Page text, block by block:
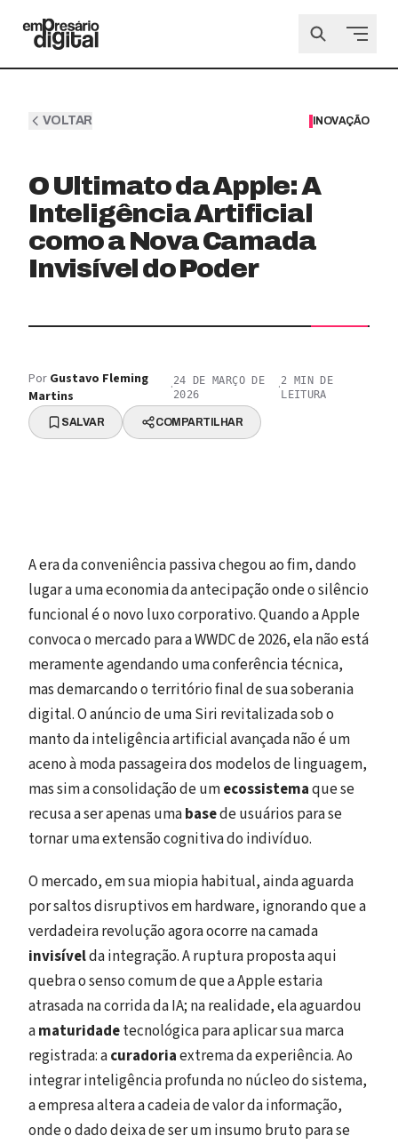
VOLTAR INOVAÇÃO
O Ultimato da Apple: A
Inteligência Artificial
como a Nova Camada
Invisível do Poder
Por Gustavo Fleming
Martins
·24 DE MARÇO DE
2026
·2 MIN DE
LEITURA
SALVAR COMPARTILHAR
A era da conveniência passiva chegou ao fim, dando
lugar a uma economia da antecipação onde o silêncio
funcional é o novo luxo corporativo. Quando a Apple
convoca o mercado para a WWDC de 2026, ela não está
meramente agendando uma conferência técnica,
mas demarcando o território final de sua soberania
digital. O anúncio de uma Siri revitalizada sob o
manto da inteligência artificial avançada não é um
aceno à moda passageira dos modelos de linguagem,
mas sim a consolidação de umecossistemaque se
recusa a ser apenas umabasede usuários para se
tornar uma extensão cognitiva do indivíduo.
O mercado, em sua miopia habitual, ainda aguarda
por saltos disruptivos em hardware, ignorando que a
verdadeira revolução agora ocorre na camada
invisívelda integração. A ruptura proposta aqui
quebra o senso comum de que a Apple estaria
atrasada na corrida da IA; na realidade, ela aguardou
amaturidadetecnológica para aplicar sua marca
registrada: acuradoriaextrema da experiência. Ao
integrar inteligência profunda no núcleo do sistema,
a empresa altera a cadeia de valor da informação,
onde o dado deixa de ser um insumo bruto para se